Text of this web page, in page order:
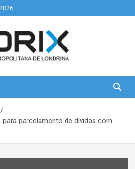
parcelamento de dívidas com